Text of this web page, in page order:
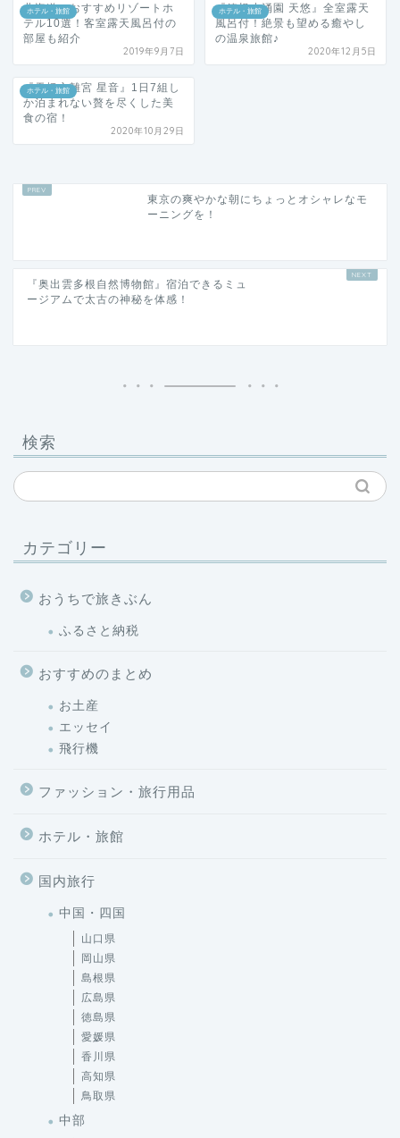
ホテル・旅館
北海道のおすすめリゾートホ
テル10選！客室露天風呂付の
部屋も紹介
2019年9月7日
ホテル・旅館
『箱根小涌園 天悠』全室露天
風呂付！絶景も望める癒やし
の温泉旅館♪
2020年12月5日
ホテル・旅館
『天橋立離宮 星音』1日7組し
か泊まれない贅を尽くした美
食の宿！
2020年10月29日
東京の爽やかな朝にちょっとオシャレなモ
ーニングを！
『奥出雲多根自然博物館』宿泊できるミュ
ージアムで太古の神秘を体感！
検索
カテゴリー
おうちで旅きぶん
ふるさと納税
おすすめのまとめ
お土産
エッセイ
飛行機
ファッション・旅行用品
ホテル・旅館
国内旅行
中国・四国
山口県
岡山県
島根県
広島県
徳島県
愛媛県
香川県
高知県
鳥取県
中部